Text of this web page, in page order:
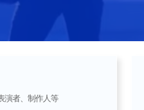
演者、制作人等